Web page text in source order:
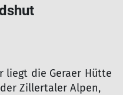
die Geraer Hütte
Zillertaler Alpen,